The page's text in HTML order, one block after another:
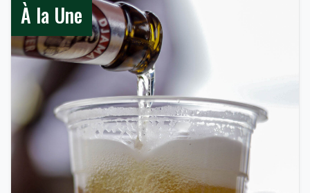
À la Une